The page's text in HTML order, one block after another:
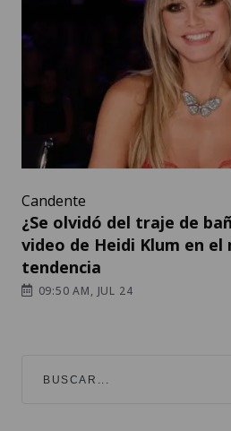
Candente
¿Se olvidó del traje de
video de Heidi Klum en el
tendencia
09:50 AM, JUL 24